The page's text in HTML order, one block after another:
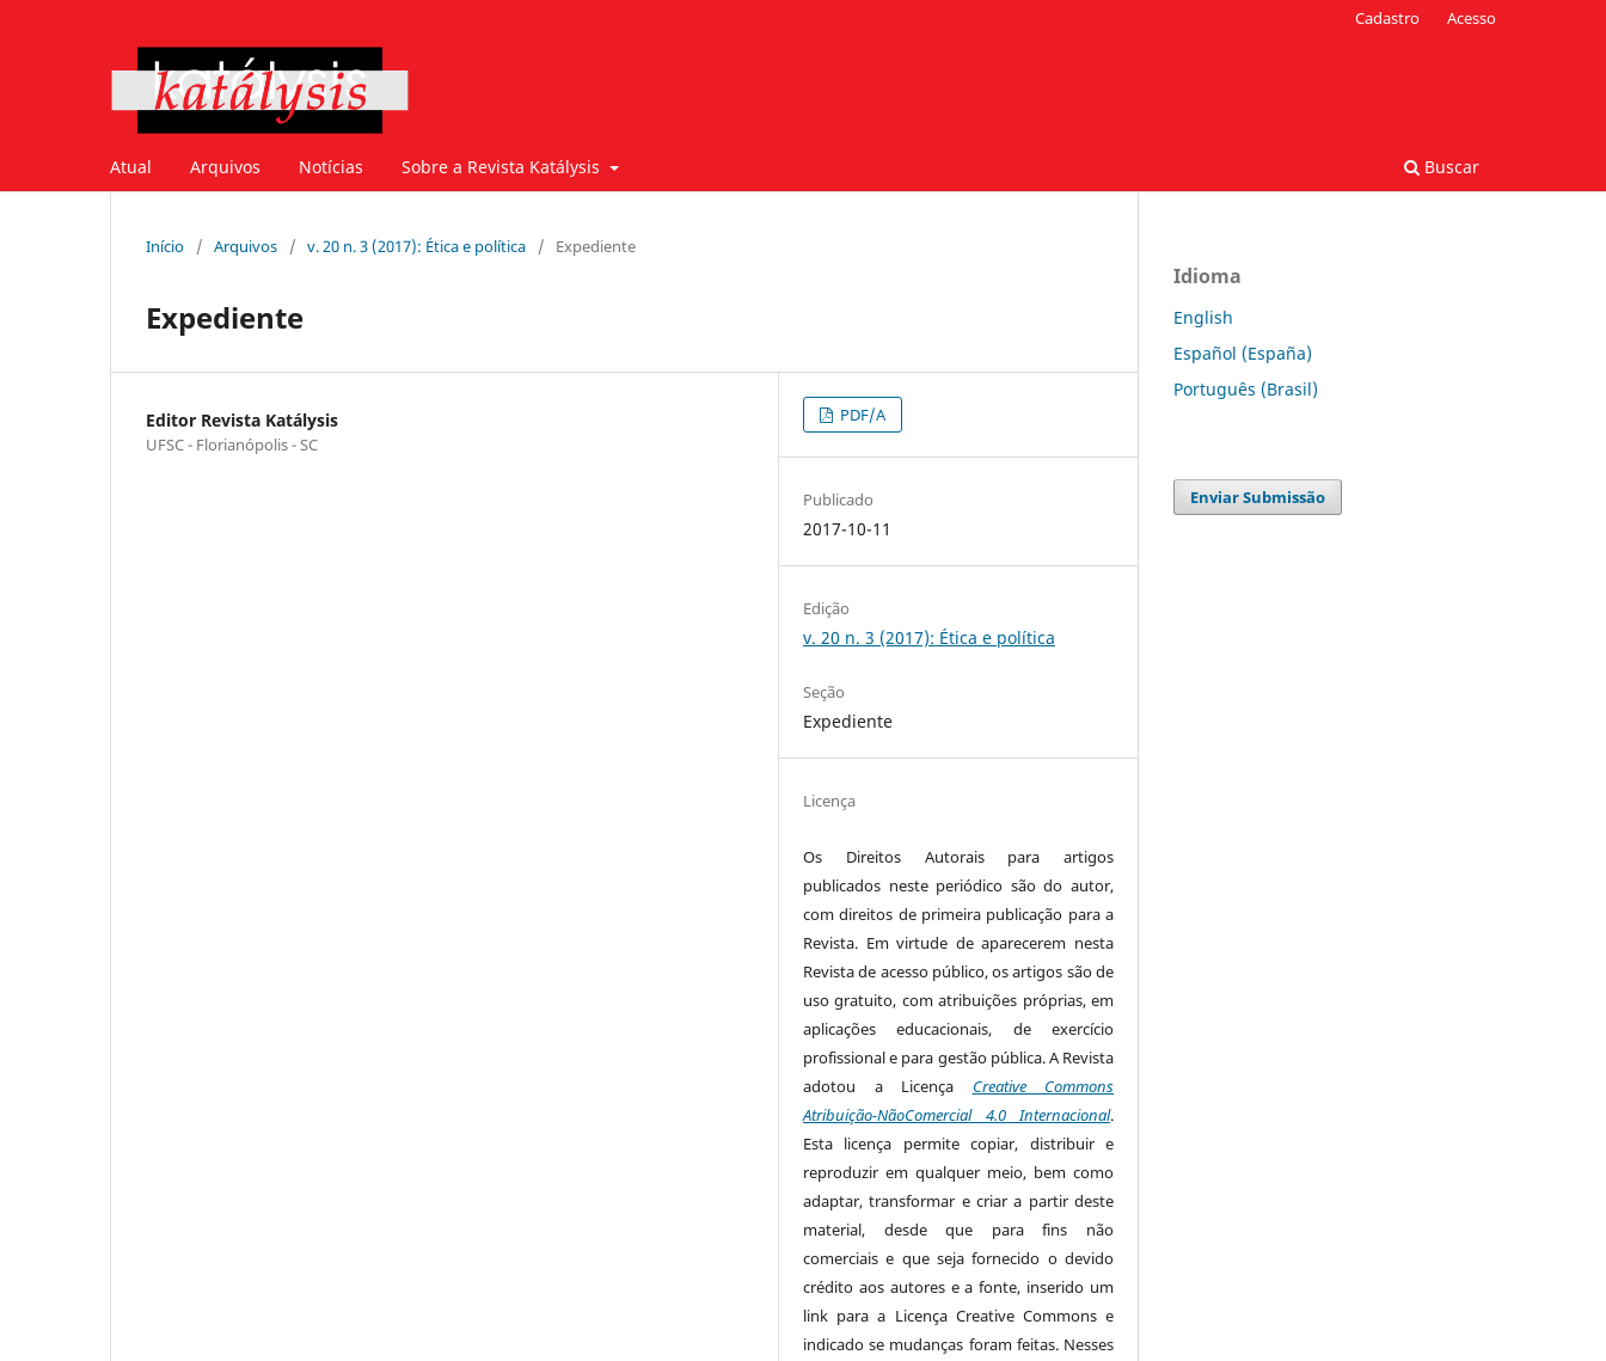
Atual Arquivos Notícias Sobre a Revista Katálysis Buscar
Cadastro Acesso
Início / Arquivos / v. 20 n. 3 (2017): Ética e política / Expediente
Expediente
Editor Revista Katálysis
UFSC - Florianópolis - SC
PDF/A
Publicado
2017-10-11
Edição
v. 20 n. 3 (2017): Ética e política
Seção
Expediente
Licença
Os Direitos Autorais para artigos
publicados neste periódico são do autor,
com direitos de primeira publicação para a
Revista. Em virtude de aparecerem nesta
Revista de acesso público, os artigos são de
uso gratuito, com atribuições próprias, em
aplicações educacionais, de exercício
profissional e para gestão pública. A Revista
adotou a Licença Creative Commons
Atribuição-NãoComercial 4.0 Internacional.
Esta licença permite copiar, distribuir e
reproduzir em qualquer meio, bem como
adaptar, transformar e criar a partir deste
material, desde que para fins não
comerciais e que seja fornecido o devido
crédito aos autores e a fonte, inserido um
link para a Licença Creative Commons e
indicado se mudanças foram feitas. Nesses
Idioma
English
Español (España)
Português (Brasil)
Enviar Submissão